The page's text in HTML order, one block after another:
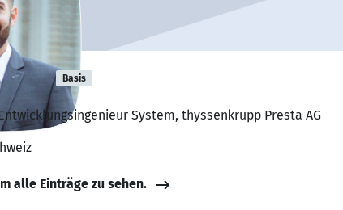
Basis
System, thyssenkrupp Presta AG
alle Einträge zu sehen.